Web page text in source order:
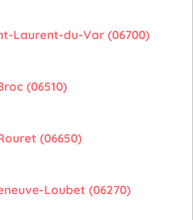
Laurent-du-Var (06700)
(06510)
(06650)
Loubet (06270)